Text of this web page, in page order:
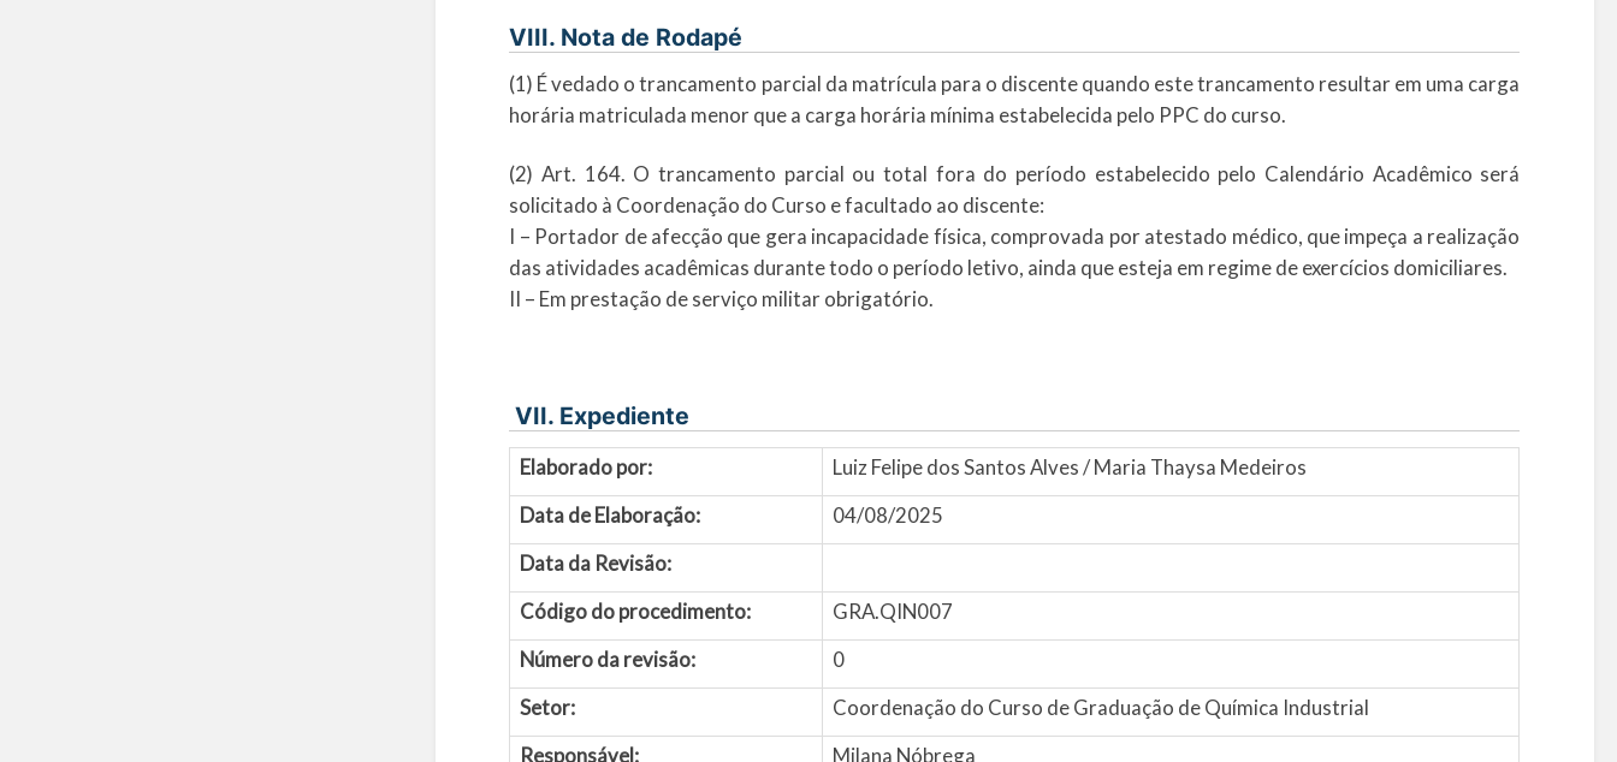
VIII. Nota de Rodapé
(1) É vedado o trancamento parcial da matrícula para o discente quando este trancamento resultar em uma carga
horária matriculada menor que a carga horária mínima estabelecida pelo PPC do curso.
(2) Art. 164. O trancamento parcial ou total fora do período estabelecido pelo Calendário Acadêmico será
solicitado à Coordenação do Curso e facultado ao discente:
I – Portador de afecção que gera incapacidade física, comprovada por atestado médico, que impeça a realização
das atividades acadêmicas durante todo o período letivo, ainda que esteja em regime de exercícios domiciliares.
II – Em prestação de serviço militar obrigatório.
VII. Expediente
Elaborado por:
Luiz Felipe dos Santos Alves / Maria Thaysa Medeiros
Data de Elaboração:
04/08/2025
Data da Revisão:
Código do procedimento:
GRA.QIN007
Número da revisão:
0
Setor:
Coordenação do Curso de Graduação de Química Industrial
Responsável:
Milana Nóbrega